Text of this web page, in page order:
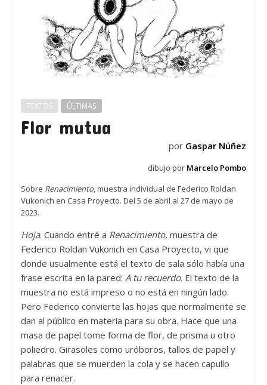
TEXTOS ÚLTIMAS
Flor mutua
por Gaspar Núñez
dibujo por Marcelo Pombo
Sobre Renacimiento, muestra individual de Federico Roldan
Vukonich en Casa Proyecto. Del 5 de abril al 27 de mayo de
2023.
Hoja. Cuando entré a Renacimiento, muestra de
Federico Roldan Vukonich en Casa Proyecto, vi que
donde usualmente está el texto de sala sólo había una
frase escrita en la pared: A tu recuerdo. El texto de la
muestra no está impreso o no está en ningún lado.
Pero Federico convierte las hojas que normalmente se
dan al público en materia para su obra. Hace que una
masa de papel tome forma de flor, de prisma u otro
poliedro. Girasoles como uróboros, tallos de papel y
palabras que se muerden la cola y se hacen capullo
para renacer.